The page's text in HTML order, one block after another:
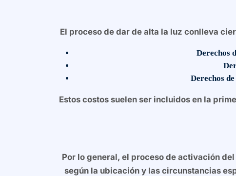
El proceso de dar de alta la luz conlleva
Derechos
Derechos
Estos costos suelen ser incluidos en la
Por lo general, el proceso de activación
según la ubicación y las circunstancias